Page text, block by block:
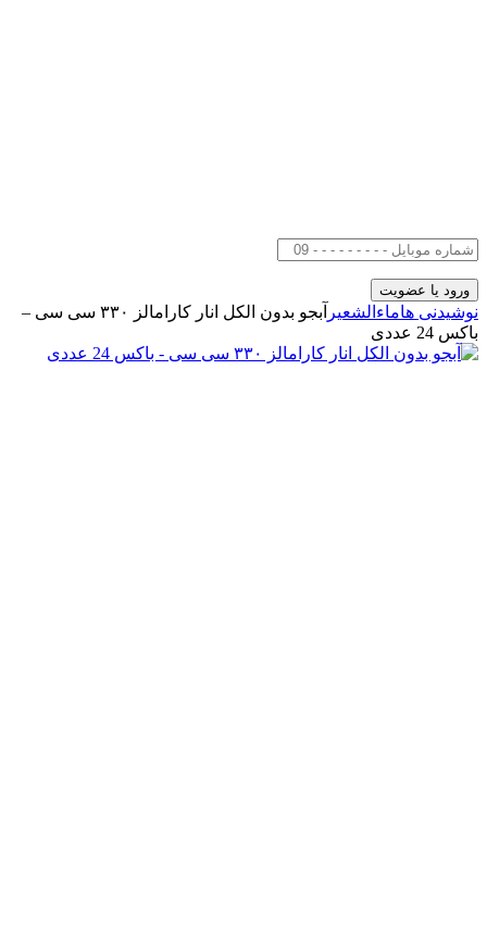
نوشیدنی هاماءالشعیر
آبجو بدون الکل انار کارامالز ۳۳۰ سی سی –
باکس 24 عددی